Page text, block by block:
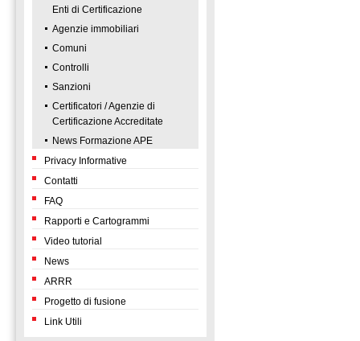
Enti di Certificazione
Agenzie immobiliari
Comuni
Controlli
Sanzioni
Certificatori / Agenzie di
Certificazione Accreditate
News Formazione APE
Privacy Informative
Contatti
FAQ
Rapporti e Cartogrammi
Video tutorial
News
ARRR
Progetto di fusione
Link Utili